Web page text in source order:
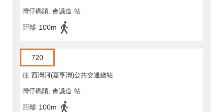
灣仔碼頭, 會議道 站
距離 100m
720
往 西灣河(嘉亨灣)公共交通總站
灣仔碼頭, 會議道 站
距離 100m